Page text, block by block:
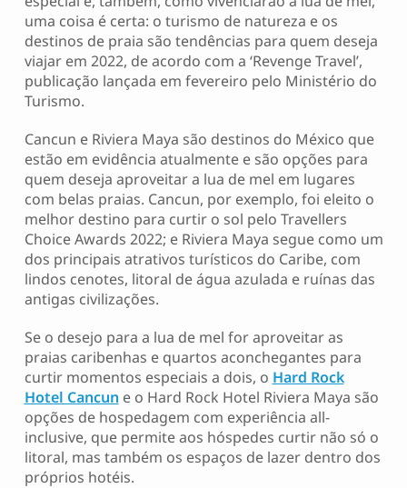
uma coisa é certa: o turismo de natureza e os
destinos de praia são tendências para quem deseja
viajar em 2022, de acordo com a ‘Revenge Travel’,
publicação lançada em fevereiro pelo Ministério do
Turismo.
Cancun e Riviera Maya são destinos do México que
estão em evidência atualmente e são opções para
quem deseja aproveitar a lua de mel em lugares
com belas praias. Cancun, por exemplo, foi eleito o
melhor destino para curtir o sol pelo Travellers
Choice Awards 2022; e Riviera Maya segue como um
dos principais atrativos turísticos do Caribe, com
lindos cenotes, litoral de água azulada e ruínas das
antigas civilizações.
Se o desejo para a lua de mel for aproveitar as
praias caribenhas e quartos aconchegantes para
curtir momentos especiais a dois, o Hard Rock
Hotel Cancun e o Hard Rock Hotel Riviera Maya são
opções de hospedagem com experiência all-
inclusive, que permite aos hóspedes curtir não só o
litoral, mas também os espaços de lazer dentro dos
próprios hotéis.